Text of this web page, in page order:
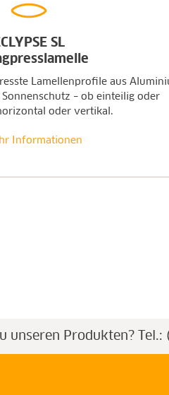
SL
Lamellenprofile aus
– ob einteilig oder
oder vertikal.
Informationen
unseren Produkten?